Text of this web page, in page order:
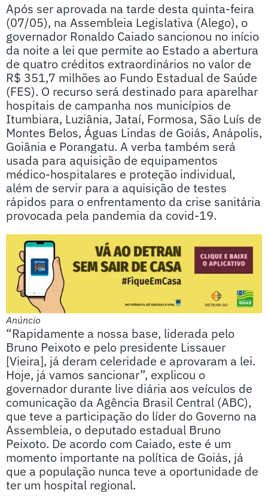
Após ser aprovada na tarde desta quinta-feira
(07/05), na Assembleia Legislativa (Alego), o
governador Ronaldo Caiado sancionou no início
da noite a lei que permite ao Estado a abertura
de quatro créditos extraordinários no valor de
R$ 351,7 milhões ao Fundo Estadual de Saúde
(FES). O recurso será destinado para aparelhar
hospitais de campanha nos municípios de
Itumbiara, Luziânia, Jataí, Formosa, São Luís de
Montes Belos, Águas Lindas de Goiás, Anápolis,
Goiânia e Porangatu. A verba também será
usada para aquisição de equipamentos
médico-hospitalares e proteção individual,
além de servir para a aquisição de testes
rápidos para o enfrentamento da crise sanitária
provocada pela pandemia da covid-19.
Anúncio
“Rapidamente a nossa base, liderada pelo
Bruno Peixoto e pelo presidente Lissauer
[Vieira], já deram celeridade e aprovaram a lei.
Hoje, já vamos sancionar”, explicou o
governador durante live diária aos veículos de
comunicação da Agência Brasil Central (ABC),
que teve a participação do líder do Governo na
Assembleia, o deputado estadual Bruno
Peixoto. De acordo com Caiado, este é um
momento importante na política de Goiás, já
que a população nunca teve a oportunidade de
ter um hospital regional.